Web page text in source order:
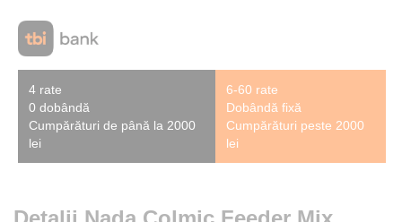
4 rate
0 dobândă
Cumpărături de până la 2000
lei
6-60 rate
Dobândă fixă
Cumpărături peste 2000
lei